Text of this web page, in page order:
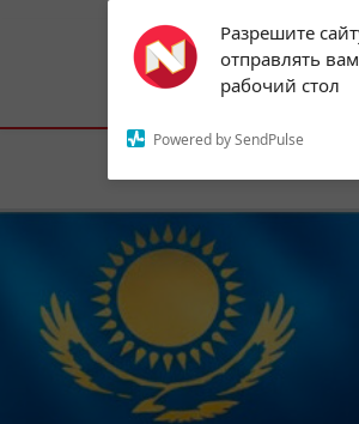
Разрешите
отправлять
рабочий стол
Powered by SendPulse
Subscribe to our
notifications!
To enable permission
the notification icon
Астана:23°C